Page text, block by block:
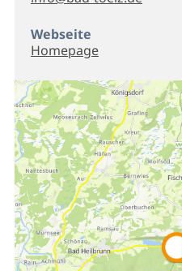
Webseite
Homepage